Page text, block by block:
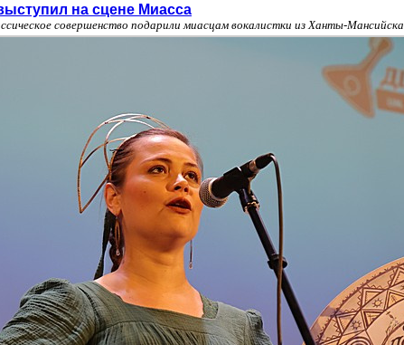
на сцене Миасса
совершенство подарили миасцам вокалистки из Ханты-Мансийска